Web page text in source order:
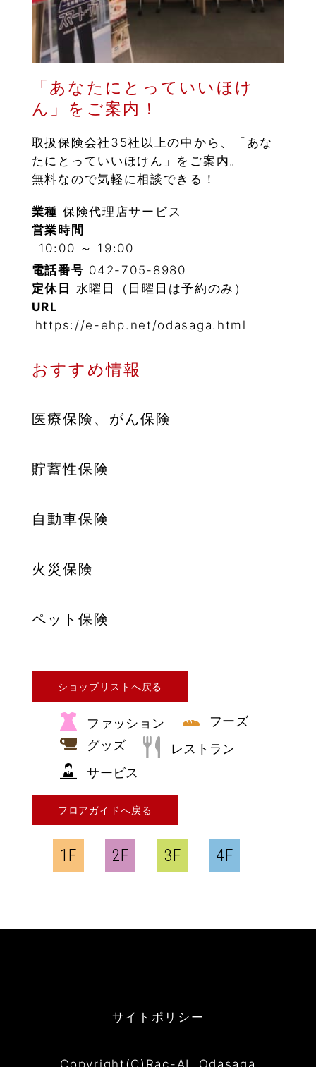
「あなたにとっていいほけ
ん」をご案内！
取扱保険会社35社以上の中から、「あな
たにとっていいほけん」をご案内。
無料なので気軽に相談できる！
業種 保険代理店サービス
営業時間
10:00 ～ 19:00
電話番号 042-705-8980
定休日
水曜日（日曜日は予約のみ）
URL
https://e-ehp.net/odasaga.html
おすすめ情報
医療保険、がん保険
貯蓄性保険
自動車保険
火災保険
ペット保険
ショップリストへ戻る
ファッション
フーズ
グッズ
レストラン
サービス
フロアガイドへ戻る
1F 2F 3F 4F
サイトポリシー